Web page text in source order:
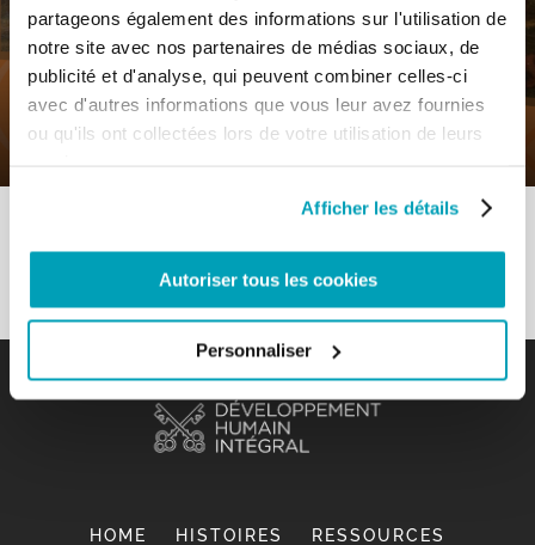
partageons également des informations sur l'utilisation de
notre site avec nos partenaires de médias sociaux, de
publicité et d'analyse, qui peuvent combiner celles-ci
avec d'autres informations que vous leur avez fournies
ou qu'ils ont collectées lors de votre utilisation de leurs
Afficher les détails
Autoriser tous les cookies
Personnaliser
1 Septembre 2020
0
Comments
Contraints de fuir comme Jésus-Christ
– «Impliquer pour promouvoir»
HOME HISTOIRES RESSOURCES